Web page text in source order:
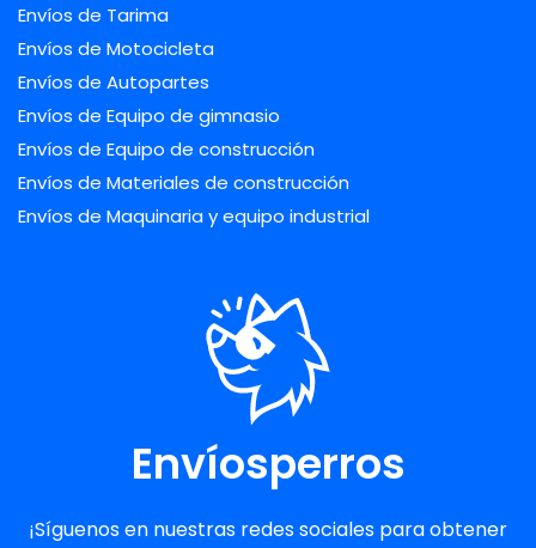
Envíos de Tarima
Envíos de Motocicleta
Envíos de Autopartes
Envíos de Equipo de gimnasio
Envíos de Equipo de construcción
Envíos de Materiales de construcción
Envíos de Maquinaria y equipo industrial
Envíosperros
¡Síguenos en nuestras redes sociales para obtener